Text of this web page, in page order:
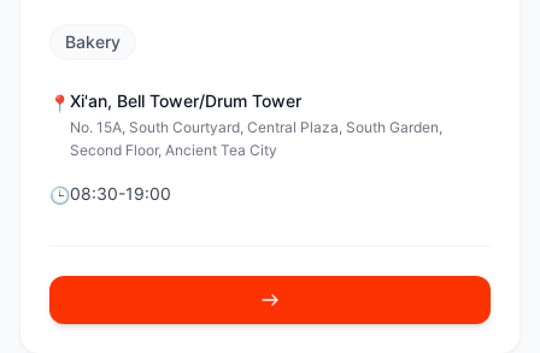
Bakery
📍 Xi'an, Bell Tower/Drum Tower
No. 15A, South Courtyard, Central Plaza, South Garden,
Second Floor, Ancient Tea City
🕒08:30-19:00